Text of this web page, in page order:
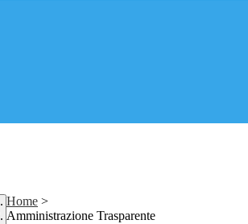
Home >
Amministrazione Trasparente